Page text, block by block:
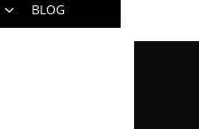
BLOG